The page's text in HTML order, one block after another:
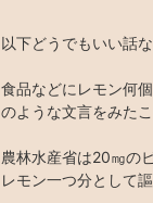
以下どうでもいい話
食品などにレモン何
のような文言をみた
農林水産省は20㎎の
レモン一つ分として